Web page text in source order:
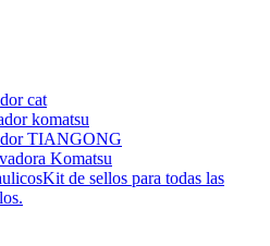
cat
komatsu
TIANGONG
Komatsu
Kit de sellos para todas las